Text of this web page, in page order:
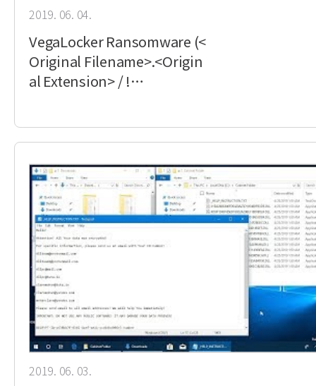
2019. 06. 04.
VegaLocker Ransomware (<
Original Filename>.<Origin
al Extension> / !…
2019. 06. 03.